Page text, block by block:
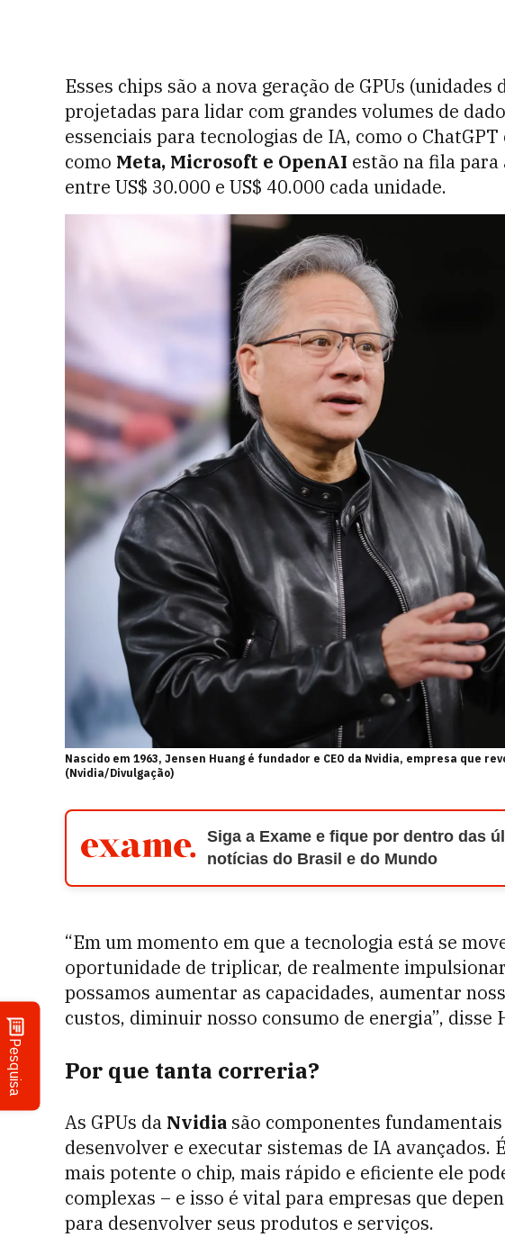
Pesquisa
Esses chips são a nova geração de GPUs
projetadas para lidar com grandes volumes de
essenciais para tecnologias de IA, como o
como Meta, Microsoft e OpenAI estão na fila
entre US$ 30.000 e US$ 40.000 cada unidade.
Nascido em 1963, Jensen Huang é fundador e CEO da Nvidia, empresa que
(Nvidia/Divulgação)
Siga a Exame e fique por dentro das
notícias do Brasil e do Mundo
“Em um momento em que a tecnologia está se
oportunidade de triplicar, de realmente
possamos aumentar as capacidades, aumentar
custos, diminuir nosso consumo de energia”, disse
Por que tanta correria?
As GPUs da Nvidia são componentes
desenvolver e executar sistemas de IA avançados.
mais potente o chip, mais rápido e eficiente ele
complexas – e isso é vital para empresas que
para desenvolver seus produtos e serviços.